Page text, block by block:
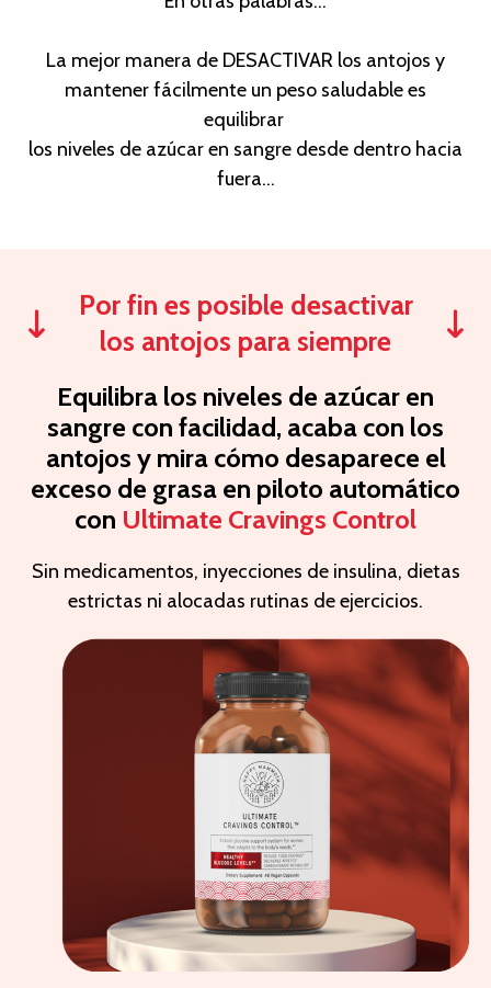
La mejor manera de DESACTIVAR los antojos y
mantener fácilmente un peso saludable es
equilibrar
los niveles de azúcar en sangre desde dentro hacia
fuera...
Por fin es posible desactivar
los antojos para siempre
Equilibra los niveles de azúcar en
sangre con facilidad, acaba con los
antojos y mira cómo desaparece el
exceso de grasa en piloto automático
con Ultimate Cravings Control
Sin medicamentos, inyecciones de insulina, dietas
estrictas ni alocadas rutinas de ejercicios.